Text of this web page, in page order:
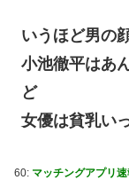
いうほど男の
小池徹平はあ
ど
女優は貧乳い
60: マッチングアプリ速